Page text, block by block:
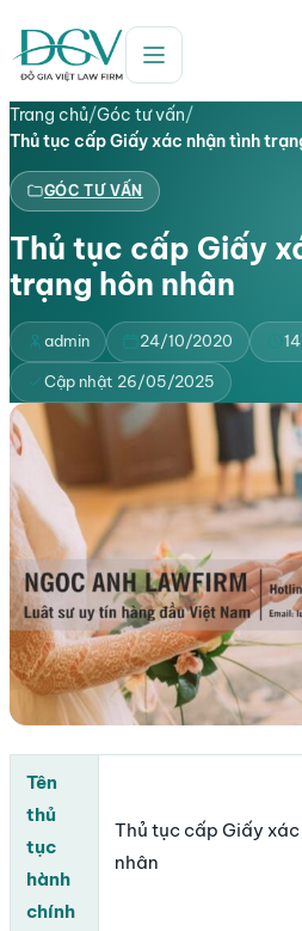
Trang chủ/Góc tư vấn/
Thủ tục cấp Giấy xác nhận tình
GÓC TƯ VẤN
Thủ tục cấp Giấy
trạng hôn nhân
admin 24/10/2020
Cập nhật 26/05/2025
Tên
thủ
tục
hành
chính
Thủ tục cấp Giấy
nhân